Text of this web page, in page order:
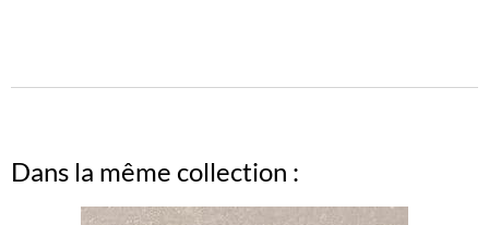
Dans la même collection :